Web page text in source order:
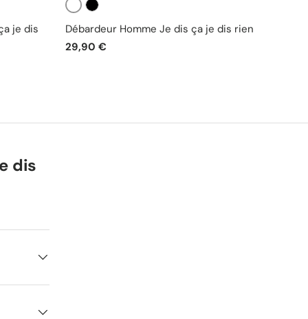
je dis
Blanc
Débardeur Homme Je dis ça je dis rien
29,90 €
dis